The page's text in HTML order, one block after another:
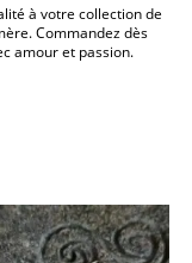
à votre collection de
Commandez dès
amour et passion.